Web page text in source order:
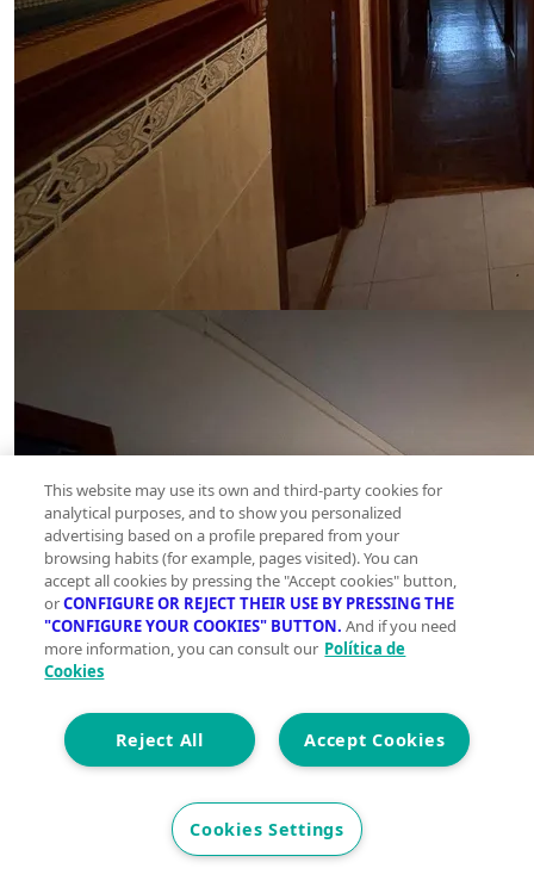
This website may use its own and third-party cookies for
analytical purposes, and to show you personalized
advertising based on a profile prepared from your
browsing habits (for example, pages visited). You can
accept all cookies by pressing the "Accept cookies" button,
orCONFIGURE OR REJECT THEIR USE BY PRESSING THE
"CONFIGURE YOUR COOKIES" BUTTON. And if you need
more information, you can consult our Política de
Cookies
Accept Cookies
Reject All
Cookies Settings